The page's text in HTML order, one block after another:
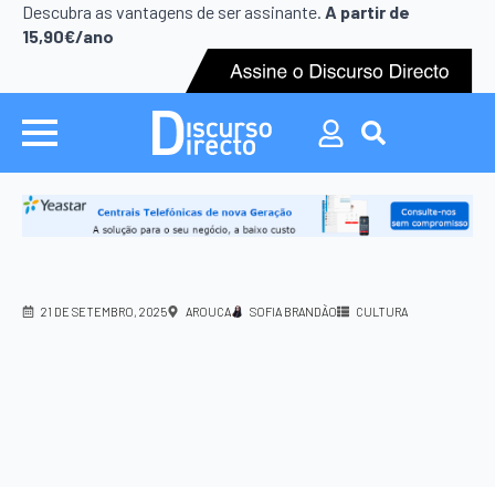
Descubra as vantagens de ser assinante. A partir de
15,90€/ano
Search
for:
Search
21 DE SETEMBRO, 2025 AROUCA SOFIA BRANDÃO CULTURA